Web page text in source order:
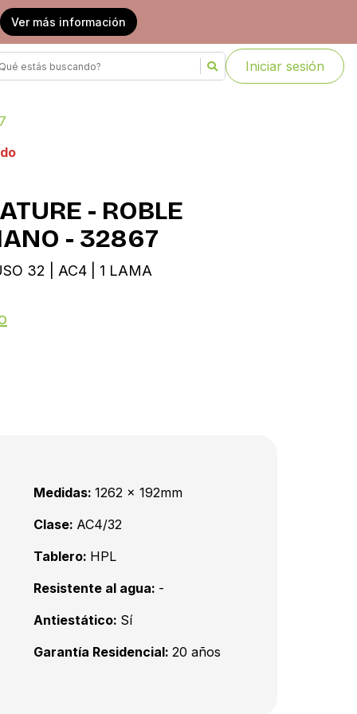
Ver más información
Iniciar sesión
- ROBLE
- 32867
32 | AC4 | 1 LAMA
Medidas: 1262 x 192mm
Clase: AC4/32
Tablero: HPL
Resistente al agua: -
Antiestático: Sí
Garantía Residencial: 20 años